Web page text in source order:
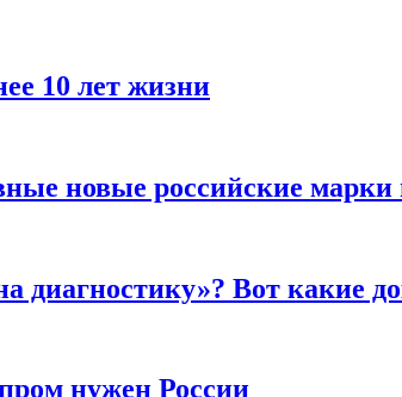
10 лет жизни
новые российские
диагностику»? Вот какие
нужен России